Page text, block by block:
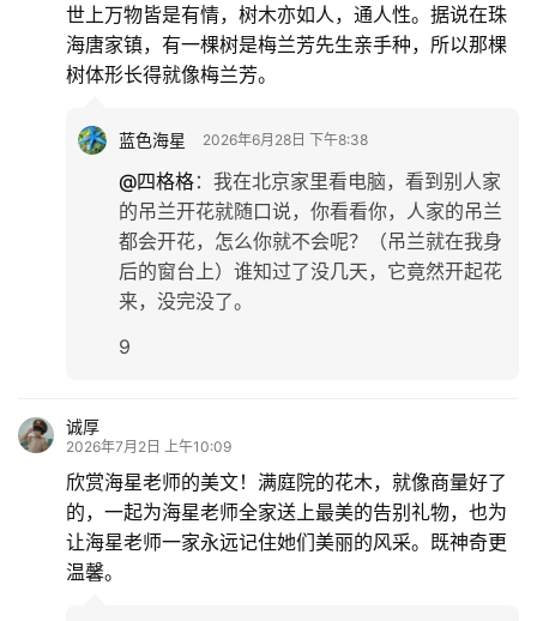
世上万物皆是有情，树木亦如人，通人性。据说在珠
海唐家镇，有一棵树是梅兰芳先生亲手种，所以那棵
树体形长得就像梅兰芳。
蓝色海星 2026年6月28日 下午8:38
@四格格： 我在北京家里看电脑，看到别人家
的吊兰开花就随口说，你看看你，人家的吊兰
都会开花，怎么你就不会呢？（吊兰就在我身
后的窗台上）谁知过了没几天，它竟然开起花
来，没完没了。
9
诚厚
2026年7月2日 上午10:09
欣赏海星老师的美文！满庭院的花木，就像商量好了
的，一起为海星老师全家送上最美的告别礼物，也为
让海星老师一家永远记住她们美丽的风采。既神奇更
温馨。